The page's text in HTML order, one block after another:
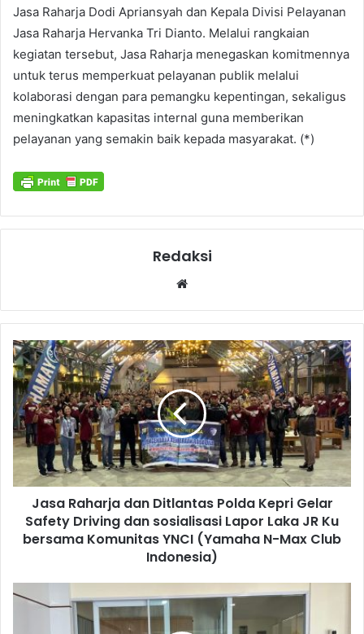
Jasa Raharja Dodi Apriansyah dan Kepala Divisi Pelayanan
Jasa Raharja Hervanka Tri Dianto. Melalui rangkaian
kegiatan tersebut, Jasa Raharja menegaskan komitmennya
untuk terus memperkuat pelayanan publik melalui
kolaborasi dengan para pemangku kepentingan, sekaligus
meningkatkan kapasitas internal guna memberikan
pelayanan yang semakin baik kepada masyarakat. (*)
Redaksi
Jasa Raharja dan Ditlantas Polda Kepri Gelar
Safety Driving dan sosialisasi Lapor Laka JR Ku
bersama Komunitas YNCI (Yamaha N-Max Club
Indonesia)